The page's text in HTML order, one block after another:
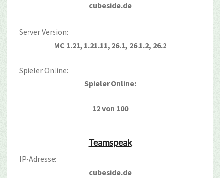
cubeside.de
Server Version:
MC 1.21, 1.21.11, 26.1, 26.1.2, 26.2
Spieler Online:
Spieler Online:
12 von 100
Teamspeak
IP-Adresse:
cubeside.de